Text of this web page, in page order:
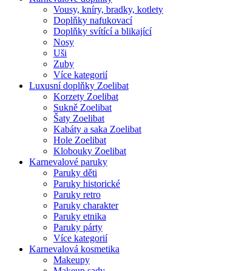
Vousy, kníry, bradky, kotlety
Doplňky nafukovací
Doplňky svítící a blikající
Nosy
Uši
Zuby
Více kategorií
Luxusní doplňky Zoelibat
Korzety Zoelibat
Sukně Zoelibat
Šaty Zoelibat
Kabáty a saka Zoelibat
Hole Zoelibat
Klobouky Zoelibat
Karnevalové paruky
Paruky děti
Paruky historické
Paruky retro
Paruky charakter
Paruky etnika
Paruky párty
Více kategorií
Karnevalová kosmetika
Makeupy